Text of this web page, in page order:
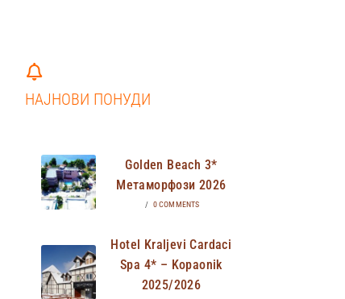
НАЈНОВИ ПОНУДИ
Golden Beach 3*
Метаморфози 2026
/ 0 COMMENTS
Hotel Kraljevi Cardaci
Spa 4* – Kopaonik
2025/2026